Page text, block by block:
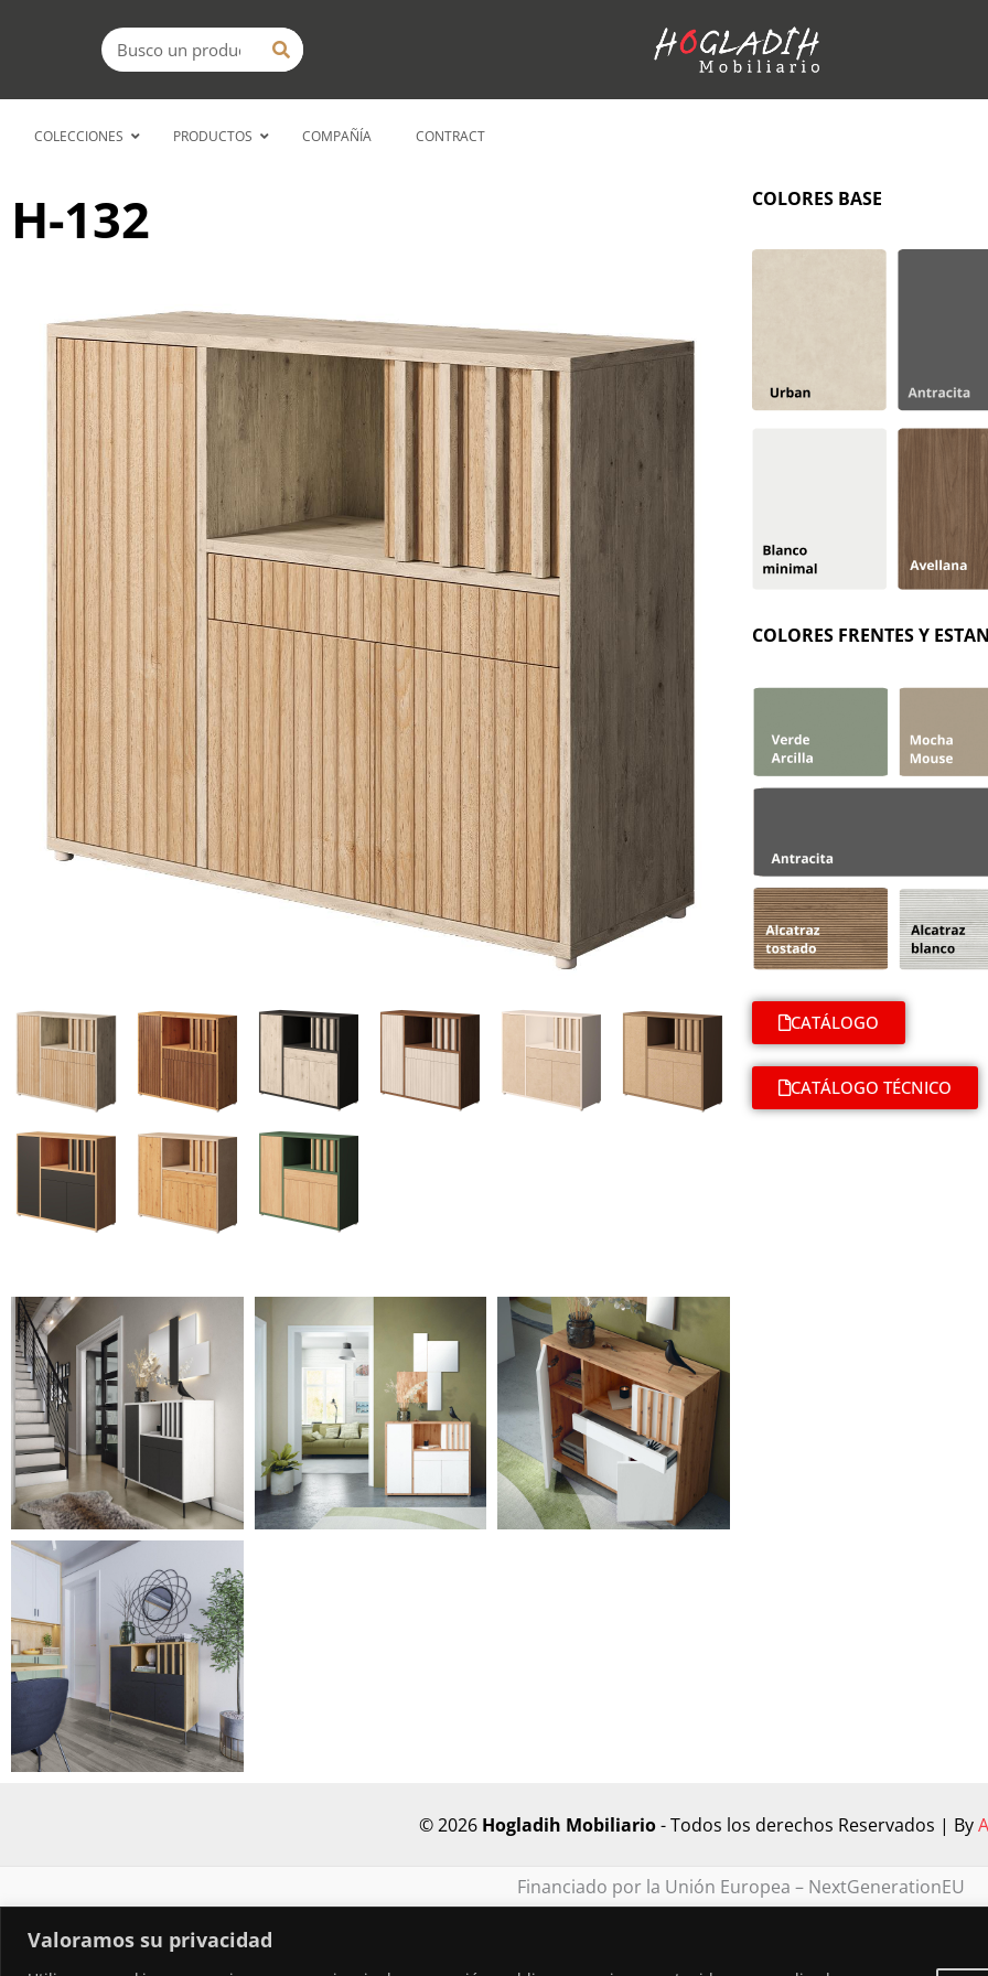
Valoramos su privacidad
Buscar
COLECCIONES PRODUCTOS COMPAÑÍA CONTRACT
H-132 COLORES BASE
COLORES FRENTES Y
CATÁLOGO
CATÁLOGO TÉCNICO
© 2026 Hogladih Mobiliario- Todos los derechos Reservados | By
Financiado por la Unión Europea – NextGenerationEU